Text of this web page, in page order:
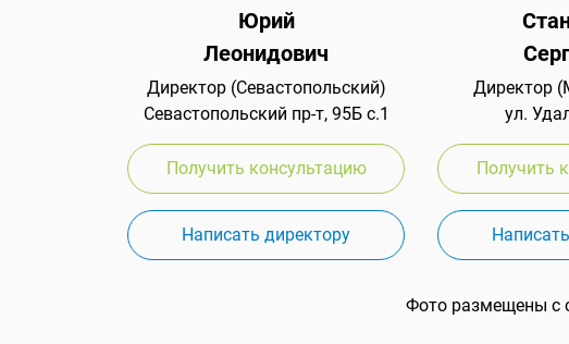
Юрий
Леонидович
Директор (Севастопольский)
Севастопольский пр-т, 95Б с.1
Получить консультацию
Написать директору
Директор
ул.
Получить
Фото размещены с